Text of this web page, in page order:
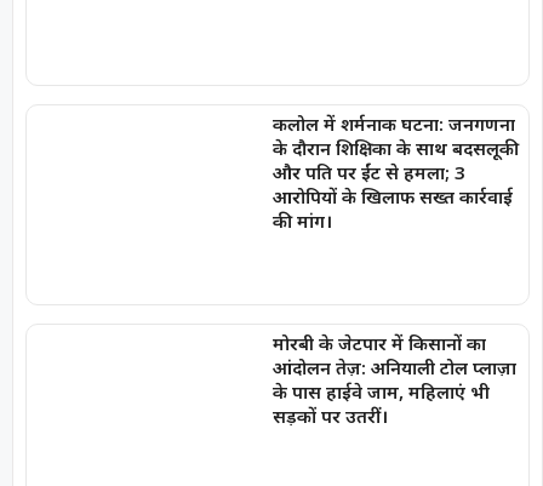
कलोल में शर्मनाक घटना: जनगणना
के दौरान शिक्षिका के साथ बदसलूकी
और पति पर ईंट से हमला; 3
आरोपियों के खिलाफ सख्त कार्रवाई
की मांग।
मोरबी के जेटपार में किसानों का
आंदोलन तेज़: अनियाली टोल प्लाज़ा
के पास हाईवे जाम, महिलाएं भी
सड़कों पर उतरीं।